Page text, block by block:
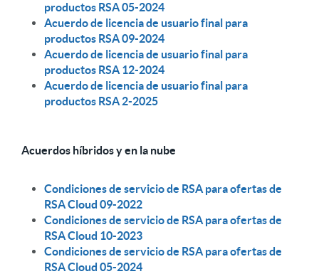
productos RSA 05-2024
Acuerdo de licencia de usuario final para
productos RSA 09-2024
Acuerdo de licencia de usuario final para
productos RSA 12-2024
Acuerdo de licencia de usuario final para
productos RSA 2-2025
Acuerdos híbridos y en la nube
Condiciones de servicio de RSA para ofertas de
RSA Cloud 09-2022
Condiciones de servicio de RSA para ofertas de
RSA Cloud 10-2023
Condiciones de servicio de RSA para ofertas de
RSA Cloud 05-2024